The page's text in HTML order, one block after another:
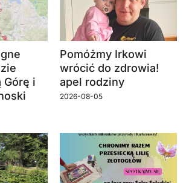
Górę i
Pomóżmy Irkowi
wrócić do zdrowia!
apel rodziny
2026-08-05